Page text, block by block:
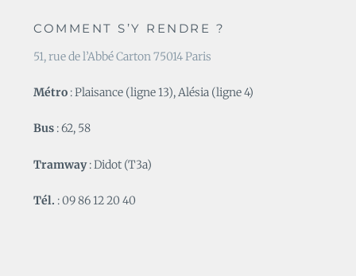
COMMENT S’Y RENDRE ?
51, rue de l’Abbé Carton 75014 Paris
Métro : Plaisance (ligne 13), Alésia (ligne 4)
Bus : 62, 58
Tramway: Didot (T3a)
Tél. : 09 86 12 20 40